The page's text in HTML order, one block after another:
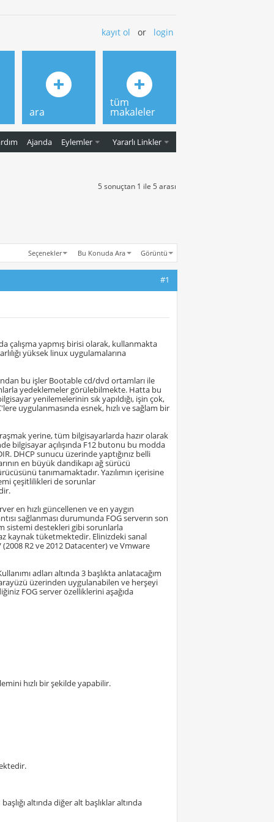
kayıt ol or login
Ajanda Eylemler Yararlı Linkler
ara
tüm
makaleler
5 sonuçtan 1 ile 5 arası
Seçenekler Bu Konuda Ara Görüntü
#1
çalışma yapmış birisi olarak, kullanmakta
yüksek linux uygulamalarına
bu işler Bootable cd/dvd ortamları ile
yedeklemeler görülebilmekte. Hatta bu
yenilemelerinin sık yapıldığı, işin çok,
uygulanmasında esnek, hızlı ve sağlam bir
yerine, tüm bilgisayarlarda hazır olarak
bilgisayar açılışında F12 butonu bu modda
DHCP sunucu üzerinde yaptığınız belli
en büyük dandikapı ağ sürücü
tanımamaktadır. Yazılımın içerisine
çeşitlilikleri de sorunlar
en hızlı güncellenen ve en yaygın
sağlanması durumunda FOG serverın son
sistemi destekleri gibi sorunlarla
kaynak tüketmektedir. Elinizdeki sanal
R2 ve 2012 Datacenter) ve Vmware
adları altında 3 başlıkta anlatacağım
üzerinden uygulanabilen ve herşeyi
FOG server özelliklerini aşağıda
hızlı bir şekilde yapabilir.
altında diğer alt başlıklar altında